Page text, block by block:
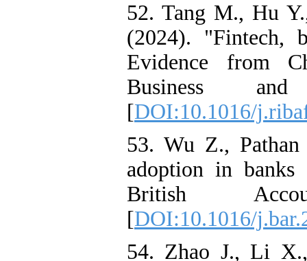
52. Tang M., Hu
(2024). "Fintech,
Evidence from
Business
[DOI:10.1016/
53. Wu Z.,
adoption in
British
[DOI:10.1016/
54. Zhao J., Li